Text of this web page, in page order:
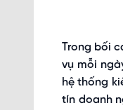
Trong bối
vụ mỗi
hệ thống
tín doanh